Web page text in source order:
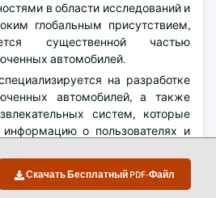
Скачать Бесплатный PDF-Файл
в области исследований и
глобальным присутствием,
существенной частью
автомобилей.
на разработке
автомобилей, а также
систем, которые
о пользователях и
OEM-производители могут
автомобильные приложения,
основе данных и индивидуальную